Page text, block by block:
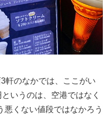
軒のなかでは、ここがい
いうのは、空港ではなく
くない値段ではなかろう